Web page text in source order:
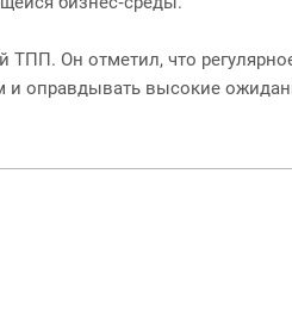
ТПП. Он отметил, что
и оправдывать высокие